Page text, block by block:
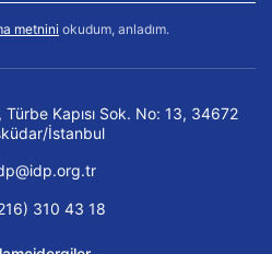
metnini okudum, anladım.
Kapısı Sok. No: 13, 34672
İstanbul
310 43 18